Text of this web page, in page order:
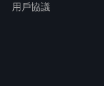
用戶協議